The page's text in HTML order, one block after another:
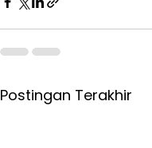
Postingan Terakhir